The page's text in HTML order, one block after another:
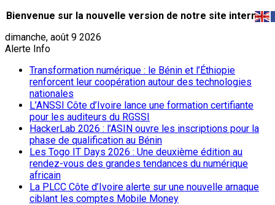
Bienvenue sur la nouvelle version de notre site internet.
dimanche, août 9 2026
Alerte Info
Transformation numérique : le Bénin et l’Éthiopie
renforcent leur coopération autour des technologies
nationales
L’ANSSI Côte d’Ivoire lance une formation certifiante
pour les auditeurs du RGSSI
HackerLab 2026 : l’ASIN ouvre les inscriptions pour la
phase de qualification au Bénin
Les Togo IT Days 2026 : Une deuxième édition au
rendez-vous des grandes tendances du numérique
africain
La PLCC Côte d’Ivoire alerte sur une nouvelle arnaque
ciblant les comptes Mobile Money